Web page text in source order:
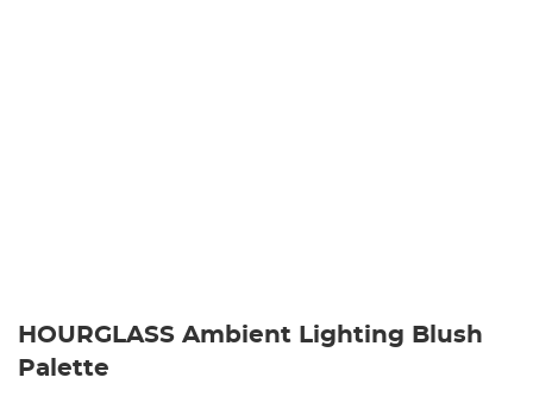
HOURGLASS Ambient Lighting Blush
Palette